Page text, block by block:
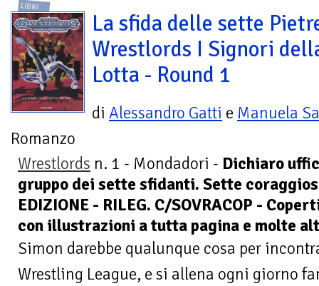
LIBRI
La sfida delle sette
Wrestlords I Signori
Lotta - Round 1
di Alessandro Gatti e Manuela
Romanzo
Wrestlords n. 1 - Mondadori - Dichiaro
gruppo dei sette sfidanti. Sette
EDIZIONE - RILEG. C/SOVRACOP -
con illustrazioni a tutta pagina e molte
Simon darebbe qualunque cosa per
Wrestling League, e si allena ogni giorno